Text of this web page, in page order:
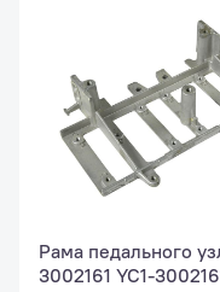
Рама педального
3002161 YC1-